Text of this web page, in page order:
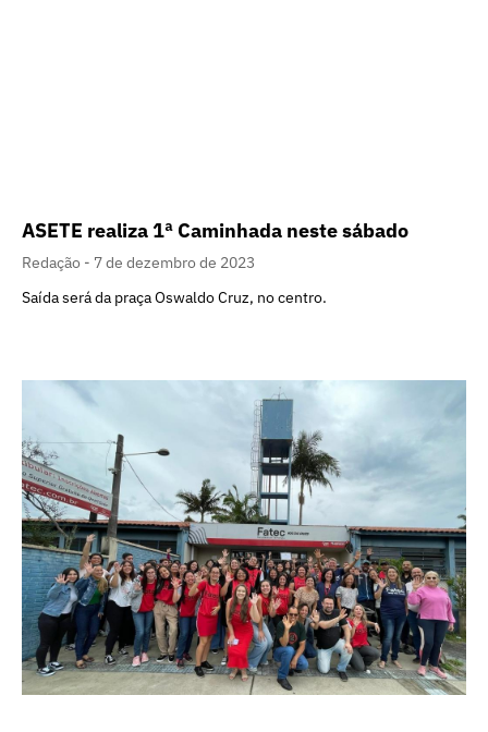
ASETE realiza 1ª Caminhada neste sábado
Redação
7 de dezembro de 2023
Saída será da praça Oswaldo Cruz, no centro.